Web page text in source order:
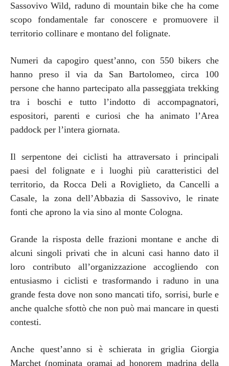
Sassovivo Wild, raduno di mountain bike che ha come
scopo fondamentale far conoscere e promuovere il
territorio collinare e montano del folignate.
Numeri da capogiro quest’anno, con 550 bikers che
hanno preso il via da San Bartolomeo, circa 100
persone che hanno partecipato alla passeggiata trekking
tra i boschi e tutto l’indotto di accompagnatori,
espositori, parenti e curiosi che ha animato l’Area
paddock per l’intera giornata.
Il serpentone dei ciclisti ha attraversato i principali
paesi del folignate e i luoghi più caratteristici del
territorio, da Rocca Deli a Roviglieto, da Cancelli a
Casale, la zona dell’Abbazia di Sassovivo, le rinate
fonti che aprono la via sino al monte Cologna.
Grande la risposta delle frazioni montane e anche di
alcuni singoli privati che in alcuni casi hanno dato il
loro contributo all’organizzazione accogliendo con
entusiasmo i ciclisti e trasformando i raduno in una
grande festa dove non sono mancati tifo, sorrisi, burle e
anche qualche sfottò che non può mai mancare in questi
contesti.
Anche quest’anno si è schierata in griglia Giorgia
Marchet (nominata oramai ad honorem madrina della